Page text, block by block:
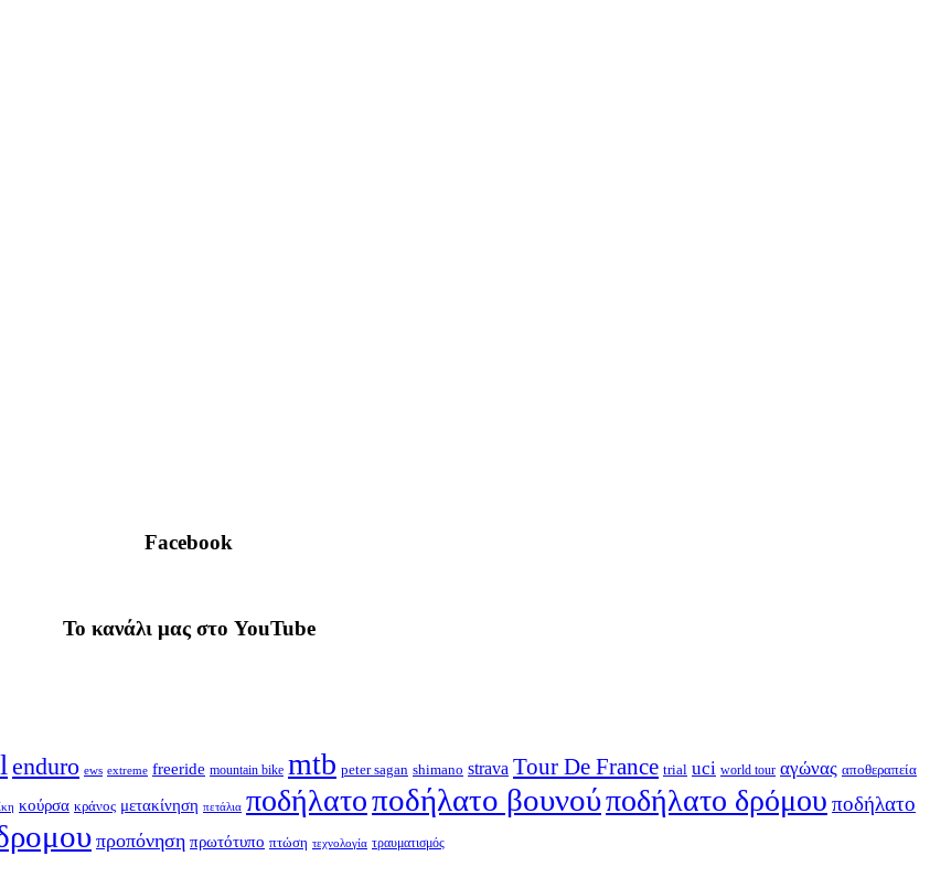
Facebook
To κανάλι μας στο YouTube
enduro ews extreme freeride mountain bike mtb peter sagan shimano strava Tour De France trial uci world tour αγώνας αποθεραπεία
κούρσα κράνος μετακίνηση πετάλια ποδήλατοποδήλατο βουνούποδήλατο δρόμου ποδήλατο
προπόνηση πρωτότυπο πτώση τεχνολογία τραυματισμός